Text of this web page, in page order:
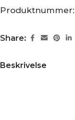
Produktnummer:
Share:
Beskrivelse